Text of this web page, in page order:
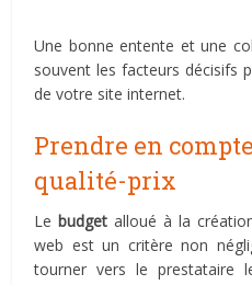
Une bonne entente et une
souvent les facteurs décisifs
de votre site internet.
Prendre en
qualité-prix
Lebudget alloué à la
web est un critère non
tourner vers le prestataire